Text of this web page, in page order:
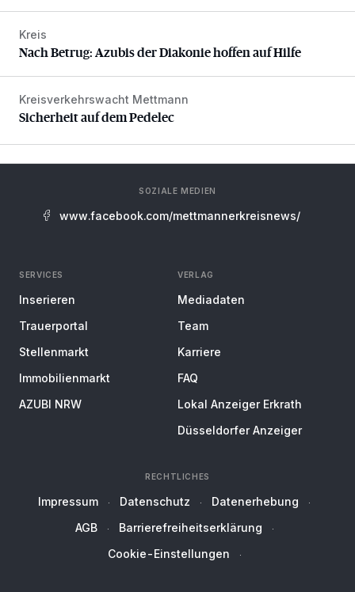
Nach Betrug: Azubis der Diakonie hoffen auf Hilfe
Kreis
Nach Betrug: Azubis der Diakonie hoffen auf Hilfe
Sicherheit auf dem Pedelec
Kreisverkehrswacht Mettmann
Sicherheit auf dem Pedelec
SOZIALE MEDIEN
www.facebook.com/mettmannerkreisnews/
SERVICES
Inserieren
Trauerportal
Stellenmarkt
Immobilienmarkt
AZUBI NRW
VERLAG
Mediadaten
Team
Karriere
FAQ
Lokal Anzeiger Erkrath
Düsseldorfer Anzeiger
RECHTLICHES
Impressum Datenschutz
Datenerhebung
AGB
Barrierefreiheitserklärung
Cookie-Einstellungen